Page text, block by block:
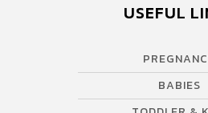
USEFUL
BABIES